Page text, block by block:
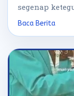
segenap
hari […]
Baca Berita